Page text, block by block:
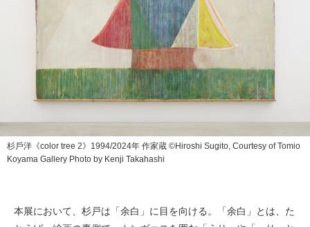
杉⼾洋《color tree 2》1994/2024年 作家蔵 ©Hiroshi Sugito, Courtesy of Tomio
Koyama Gallery Photo by Kenji Takahashi
本展において、杉戸は「余白」に目を向ける。「余白」とは、た